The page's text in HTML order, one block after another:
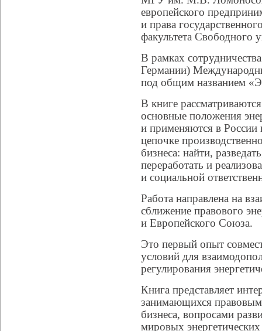
европейского
и права
факультета Свободного
В рамках
Германии)
под общим названием
В книге
основные положения
и применяются в России
цепочке
бизнеса: найти,
переработать и
и социальной
Работа направлена на
сближение правового
и Европейского Союза.
Это первый опыт
условий для
регулирования
Книга представляет
занимающихся правовым
бизнеса, вопросами
мировых